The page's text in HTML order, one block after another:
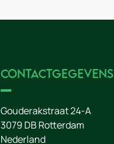
Contactgegevens
Gouderakstraat 24-A
3079 DBRotterdam
Nederland